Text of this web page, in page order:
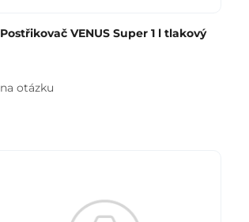
Postřikovač VENUS Super 1 l tlakový
na otázku